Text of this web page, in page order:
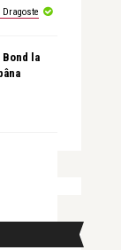
Bond la